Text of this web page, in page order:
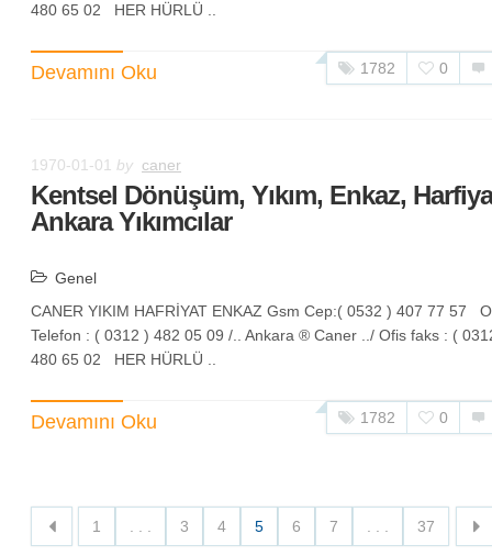
480 65 02 HER HÜRLÜ ..
Devamını Oku 1782 0
1970-01-01 by caner
Kentsel Dönüşüm, Yıkım, Enkaz,
Ankara Yıkımcılar
Genel
CANER YIKIM HAFRİYAT ENKAZ Gsm Cep:( 0532 ) 407 77 57
Telefon : ( 0312 ) 482 05 09 /.. Ankara ® Caner ../ Ofis faks : (
480 65 02 HER HÜRLÜ ..
Devamını Oku 1782 0
1 3 4 5 6 7 37